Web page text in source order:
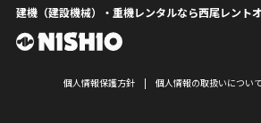
建機（建設機械）・重機レンタルなら西尾レント
個人情報保護方針 個人情報の取扱いについて